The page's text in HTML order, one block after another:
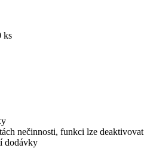
ks
nečinnosti, funkci lze deaktivovat
dodávky